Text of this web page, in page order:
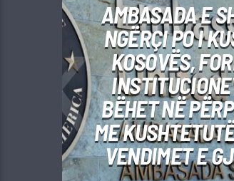
AMBASADA E
NGËRÇI PO I
KOSOVËS,
BËHET NË
ME
VENDIMET E